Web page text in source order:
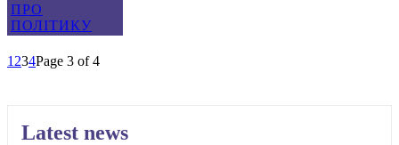
ПРО
ПОЛІТИКУ
1 234Page 3 of 4
Latest news